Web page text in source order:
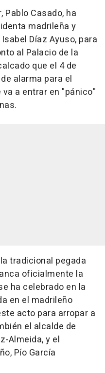
Pablo Casado, ha
madrileña y
Díaz Ayuso, para
al Palacio de la
que el 4 de
alarma para el
a entrar en "pánico"
tradicional pegada
oficialmente la
ha celebrado en la
en el madrileño
acto para arropar a
el alcalde de
Almeida, y el
Pío García